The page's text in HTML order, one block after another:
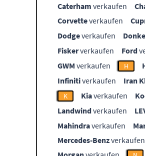
Caterham verkaufen
Corvetteverkaufen
Dodgeverkaufen
Fiskerverkaufen Ford
GWM verkaufen H
Infinitiverkaufen Iran
K Kiaverkaufen
Landwindverkaufen
Mahindraverkaufen
Mercedes-Benzverkaufen